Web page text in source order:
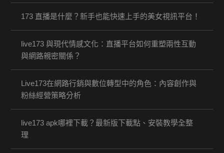
173 直播是什麼？新手也能快速上手的美女視訊平台！
live173 與現代情感文化：直播平台如何重塑兩性互動
與網路親密關係？
Live173在網路行銷與數位轉型中的角色：內容創作與
粉絲經營策略分析
live173 apk哪裡下載？最新版下載點、安裝教學全整
理